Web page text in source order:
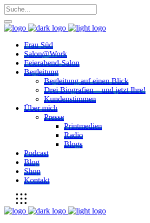
Frau Süd
Salon@Work
Feierabend-Salon
Begleitung
Begleitung auf einen Blick
Drei Biografien – und jetzt Ihre!
Kundenstimmen
Über mich
Presse
Printmedien
Radio
Blogs
Podcast
Blog
Shop
Kontakt